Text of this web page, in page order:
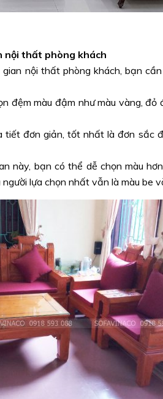
nội thất phòng khách
nội thất phòng khách, bạn
đệm màu đậm như màu vàng, đỏ
tiết đơn giản, tốt nhất là đơn sắc
này, bạn có thể dễ chọn màu
lựa chọn nhất vẫn là màu be